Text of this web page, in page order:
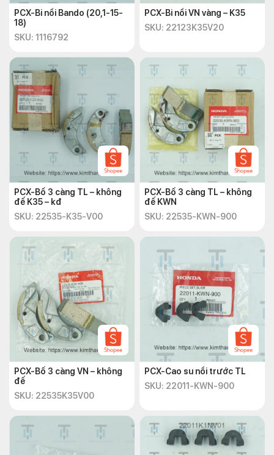
PCX-Bi nồi Bando (20,1-15-
18)
SKU: 1116792
PCX-Bi nồi VN vàng – K35
SKU: 22123K35V20
PCX-Bố 3 càng TL – không
đế K35 – kđ
SKU: 22535-K35-V00
PCX-Bố 3 càng TL – không
đế KWN
SKU: 22535-KWN-900
PCX-Bố 3 càng VN – không
đế
SKU: 22535K35V00
PCX-Cao su nồi trước TL
SKU: 22011-KWN-900